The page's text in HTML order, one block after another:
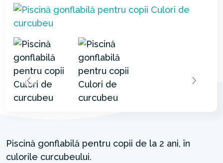
Piscină gonflabilă pentru copii de la 2 ani, în
culorile curcubeului.